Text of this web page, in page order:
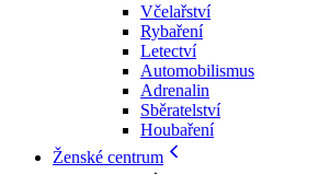
Včelařství
Rybaření
Letectví
Automobilismus
Adrenalin
Sběratelství
Houbaření
Ženské centrum